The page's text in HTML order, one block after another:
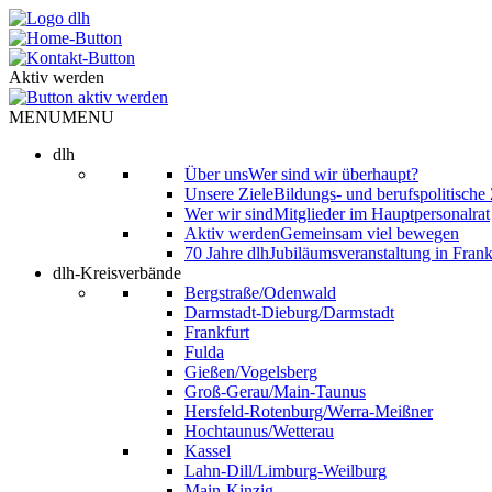
Skip
to
content
Aktiv werden
MENUMENU
dlh
Über unsWer sind wir überhaupt?
Unsere ZieleBildungs- und berufspolitische
Wer wir sindMitglieder im Hauptpersonalrat
Aktiv werdenGemeinsam viel bewegen
70 Jahre dlhJubiläumsveranstaltung in
dlh-Kreisverbände
Bergstraße/Odenwald
Darmstadt-Dieburg/Darmstadt
Frankfurt
Fulda
Gießen/Vogelsberg
Groß-Gerau/Main-Taunus
Hersfeld-Rotenburg/Werra-Meißner
Hochtaunus/Wetterau
Kassel
Lahn-Dill/Limburg-Weilburg